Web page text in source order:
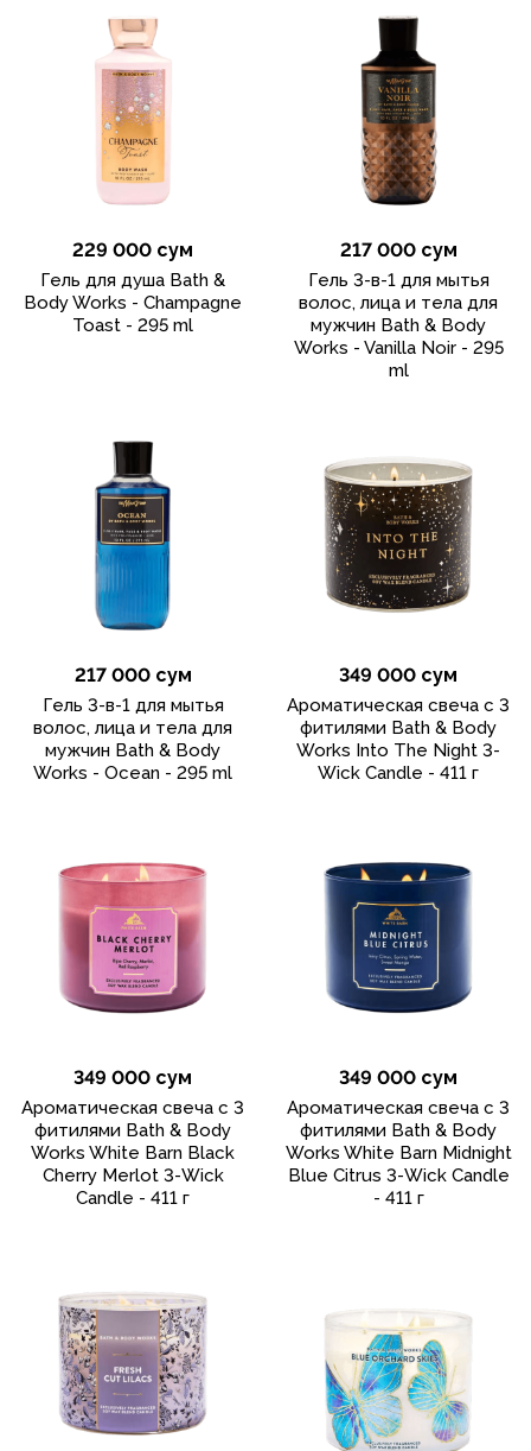
229 000 сум
Гель для душа Bath &
Body Works - Champagne
Toast - 295 ml
217 000 сум
Гель 3-в-1 для мытья
волос, лица и тела для
мужчин Bath & Body
Works - Vanilla Noir - 295
ml
217 000 сум
Гель 3-в-1 для мытья
волос, лица и тела для
мужчин Bath & Body
Works - Ocean - 295 ml
349 000 сум
Ароматическая свеча с 3
фитилями Bath & Body
Works Into The Night 3-
Wick Candle - 411 г
349 000 сум
Ароматическая свеча с 3
фитилями Bath & Body
Works White Barn Black
Cherry Merlot 3-Wick
Candle - 411 г
349 000 сум
Ароматическая свеча с 3
фитилями Bath & Body
Works White Barn Midnight
Blue Citrus 3-Wick Candle
- 411 г